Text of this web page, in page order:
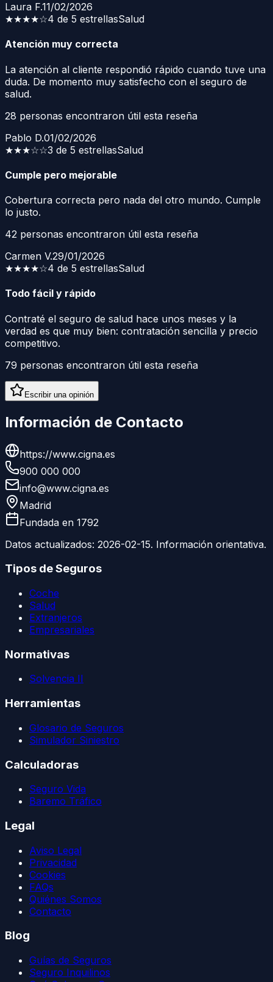
Laura F.11/02/2026
★★★★☆4 de 5 estrellasSalud
Atención muy correcta
La atención al cliente respondió rápido cuando tuve una
duda. De momento muy satisfecho con el seguro de
salud.
28 personas encontraron útil esta reseña
Pablo D.01/02/2026
★★★☆☆3 de 5 estrellasSalud
Cumple pero mejorable
Cobertura correcta pero nada del otro mundo. Cumple
lo justo.
42 personas encontraron útil esta reseña
Carmen V.29/01/2026
★★★★☆4 de 5 estrellasSalud
Todo fácil y rápido
Contraté el seguro de salud hace unos meses y la
verdad es que muy bien: contratación sencilla y precio
competitivo.
79 personas encontraron útil esta reseña
Escribir una opinión
Información de Contacto
https://www.cigna.es
900 000 000
info@www.cigna.es
Madrid
Fundada en 1792
Datos actualizados: 2026-02-15. Información orientativa.
Tipos de Seguros
Coche
Salud
Extranjeros
Empresariales
Normativas
Solvencia II
Herramientas
Glosario de Seguros
Simulador Siniestro
Calculadoras
Seguro Vida
Baremo Tráfico
Legal
Aviso Legal
Privacidad
Cookies
FAQs
Quiénes Somos
Contacto
Blog
Guías de Seguros
Seguro Inquilinos